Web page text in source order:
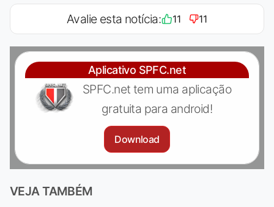
Avalie esta notícia: 11 11
Aplicativo SPFC.net
SPFC.net tem uma aplicação
gratuita para android!
Download
VEJA TAMBÉM